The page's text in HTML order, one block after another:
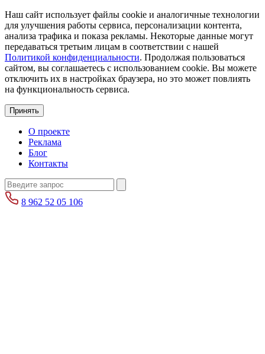
Наш сайт использует файлы cookie и аналогичные технологии
для улучшения работы сервиса, персонализации контента,
анализа трафика и показа рекламы. Некоторые данные могут
передаваться третьим лицам в соответствии с нашей
Политикой конфиденциальности. Продолжая пользоваться
сайтом, вы соглашаетесь с использованием cookie. Вы можете
отключить их в настройках браузера, но это может повлиять
на функциональность сервиса.
Принять
О проекте
Реклама
Блог
Контакты
8 962 52 05 106